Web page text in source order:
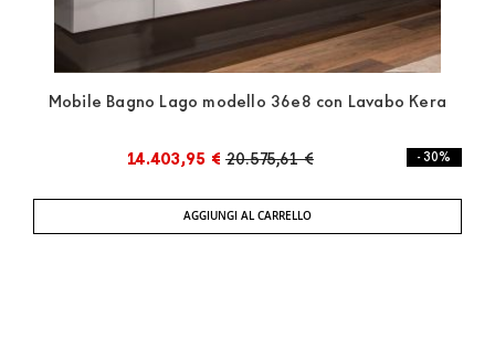
Mobile Bagno Lago modello 36e8 con Lavabo Kera
14.403,95 € 20.575,61 € - 30%
AGGIUNGI AL CARRELLO